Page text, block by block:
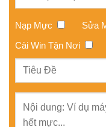
Nạp Mực Sửa
Cài Win Tận Nơi